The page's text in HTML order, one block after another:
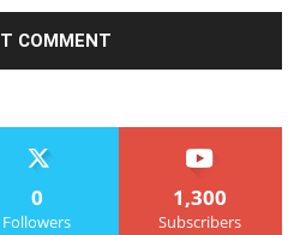
0
Followers
1,300
Subscribers